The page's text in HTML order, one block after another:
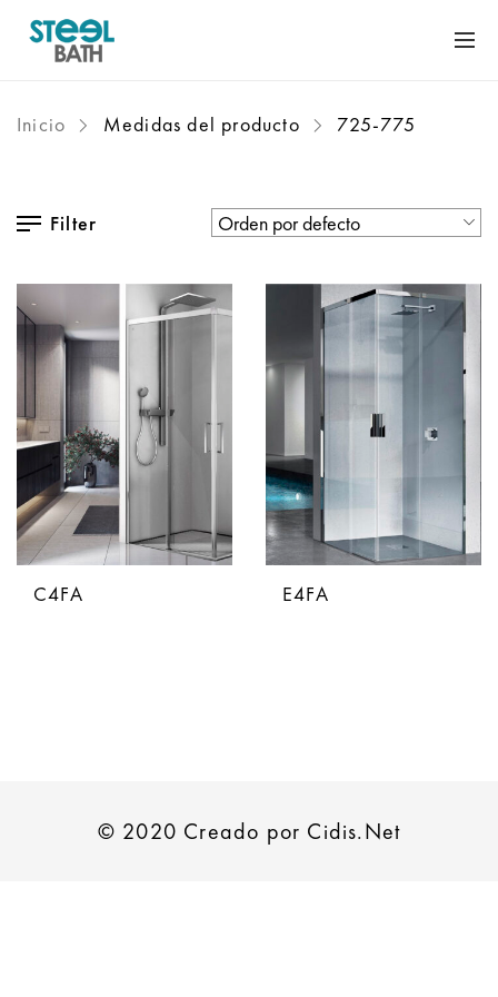
Inicio Medidas del producto 725-775
Filter
C4FA E4FA
© 2020 Creado por Cidis.Net